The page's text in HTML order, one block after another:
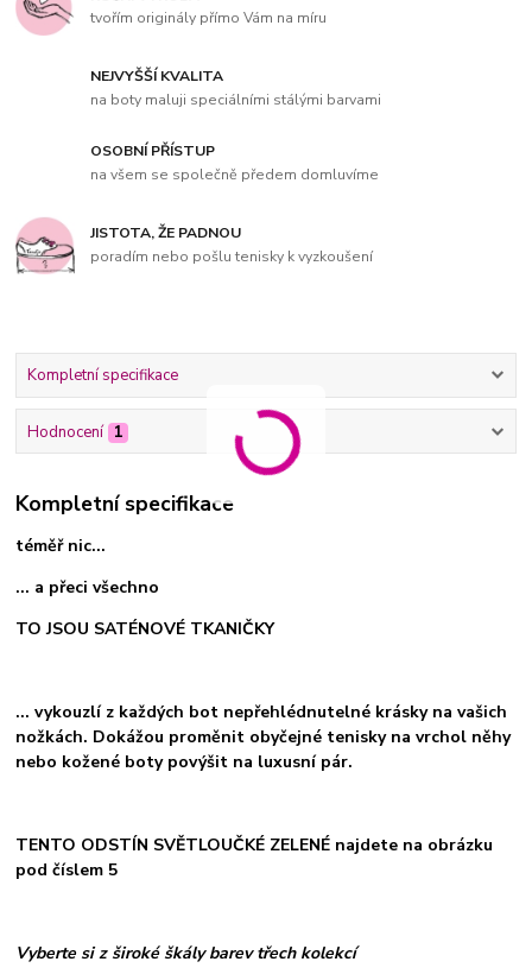
tvořím originály přímo Vám na míru
NEJVYŠŠÍ KVALITA
na boty maluji speciálními stálými barvami
OSOBNÍ PŘÍSTUP
na všem se společně předem domluvíme
JISTOTA, ŽE PADNOU
poradím nebo pošlu tenisky k vyzkoušení
Kompletní specifikace
Hodnocení 1
Kompletní specifikace
téměř nic...
... a přeci všechno
TO JSOU SATÉNOVÉ TKANIČKY
... vykouzlí z každých bot nepřehlédnutelné krásky na vašich
nožkách. Dokážou proměnit obyčejné tenisky na vrchol něhy
nebo kožené boty povýšit na luxusní pár.
TENTO ODSTÍN SVĚTLOUČKÉ ZELENÉ najdete na obrázku
pod číslem 5
Vyberte si z široké škály barev třech kolekcí